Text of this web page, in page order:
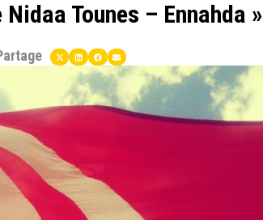
Tounes – Ennahda »